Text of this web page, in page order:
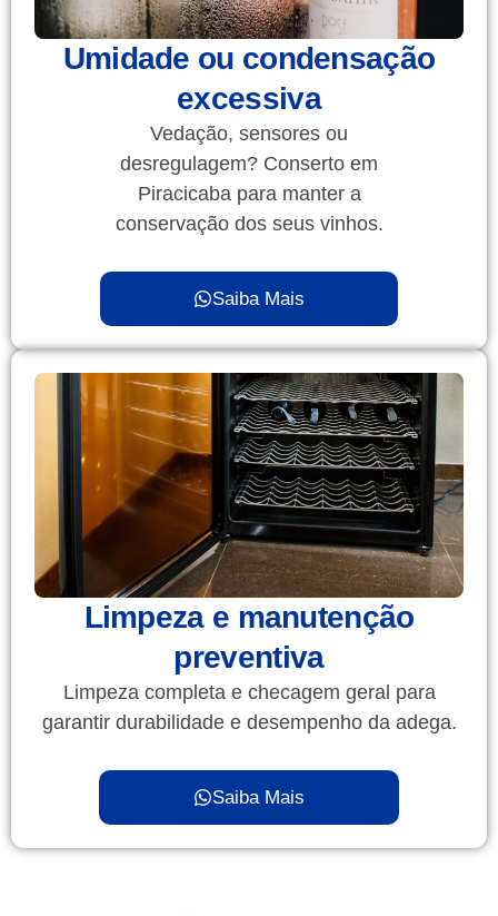
Umidade ou condensação
excessiva
Vedação, sensores ou
desregulagem? Conserto em
Piracicaba para manter a
conservação dos seus vinhos.
Saiba Mais
Limpeza e manutenção
preventiva
Limpeza completa e checagem geral para
garantir durabilidade e desempenho da adega.
Saiba Mais